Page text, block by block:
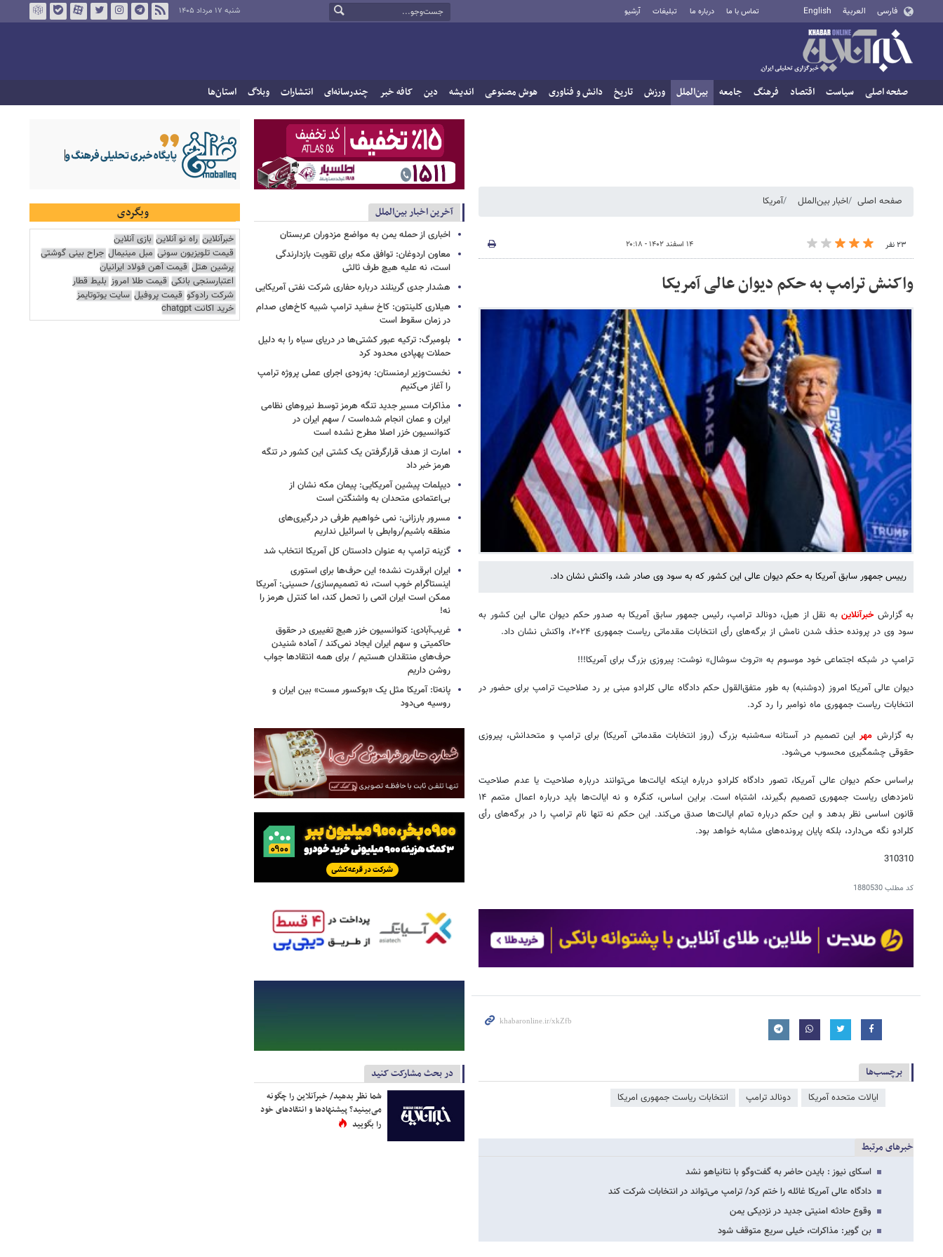
فارسی العربية English تماس با ما درباره ما تبلیغات آرشیو شنبه ۱۷ مرداد ۱۴۰۵
صفحه اصلی سیاست اقتصاد فرهنگ جامعه بین‌الملل ورزش تاریخ دانش و فناوری هوش مصنوعی اندیشه دین کافه خبر چندرسانه‌ای انتشارات وبلاگ استان‌ها
صفحه اصلی اخبار بین‌الملل آمریکا
۲۳ نفر ۱۴ اسفند ۱۴۰۲ - ۲۰:۱۸
واکنش ترامپ به حکم دیوان عالی آمریکا
رییس جمهور سابق آمریکا به حکم دیوان عالی این کشور که به سود وی صادر شد، واکنش نشان داد.
به گزارشخبرآنلاین به نقل از هیل، دونالد ترامپ، رئیس جمهور سابق آمریکا به صدور حکم دیوان عالی این کشور به
سود وی در پرونده حذف شدن نامش از برگه‌های رأی انتخابات مقدماتی ریاست جمهوری ۲۰۲۴، واکنش نشان داد.
ترامپ در شبکه اجتماعی خود موسوم به «تروث سوشال» نوشت: پیروزی بزرگ برای آمریکا!!!
دیوان عالی آمریکا امروز (دوشنبه) به طور متفق‌القول حکم دادگاه عالی کلرادو مبنی بر رد صلاحیت ترامپ برای حضور در
انتخابات ریاست جمهوری ماه نوامبر را رد کرد.
رونمایی از روش خانگی سفیدکننده
دندان50%تخفیف🔥
به گزارشمهراین تصمیم در آستانه سه‌شنبه بزرگ (روز انتخابات مقدماتی آمریکا) برای ترامپ و متحدانش، پیروزی
براساس حکم دیوان عالی آمریکا، تصور دادگاه کلرادو درباره اینکه ایالت‌ها می‌توانند درباره صلاحیت یا عدم صلاحیت
قانون اساسی نظر بدهد و این حکم درباره تمام ایالت‌ها صدق می‌کند. این حکم نه تنها نام ترامپ را در برگه‌های رأی
1880530
برچسب‌ها
آخرین اخبار بین‌الملل
اخباری از حمله یمن به مواضع مزدوران عربستان
معاون اردوغان: توافق مکه برای تقویت بازدارندگی
است، نه علیه هیچ طرف ثالثی
هشدار جدی گرینلند درباره حفاری شرکت نفتی آمریکایی
هیلاری کلینتون: کاخ سفید ترامپ شبیه کاخ‌های صدام
در زمان سقوط است
بلومبرگ: ترکیه عبور کشتی‌ها در دریای سیاه را به دلیل
حملات پهپادی محدود کرد
نخست‌وزیر ارمنستان: به‌زودی اجرای عملی پروژه ترامپ
را آغاز می‌کنیم
مذاکرات مسیر جدید تنگه هرمز توسط نیروهای نظامی
ایران و عمان انجام شده‌است / سهم ایران در
کنوانسیون خزر اصلا مطرح نشده است
امارت از هدف قرارگرفتن یک کشتی این کشور در تنگه
هرمز خبر داد
دیپلمات پیشین آمریکایی: پیمان مکه نشان از
بی‌اعتمادی متحدان به واشنگتن است
مسرور بارزانی: نمی خواهیم طرفی در درگیری‌های
منطقه باشیم/روابطی با اسرائیل نداریم
گزینه ترامپ به عنوان دادستان کل آمریکا انتخاب شد
ایران ابرقدرت نشده؛ این حرف‌ها برای استوری
اینستاگرام خوب است، نه تصمیم‌سازی/ حسینی: آمریکا
ممکن است ایران اتمی را تحمل کند، اما کنترل هرمز را
نه!
غریب‌آبادی: کنوانسیون خزر هیچ تغییری در حقوق
حاکمیتی و سهم ایران ایجاد نمی‌کند / آماده شنیدن
حرف‌های منتقدان هستیم / برای همه انتقادها جواب
روشن داریم
پانه‌تا: آمریکا مثل یک «بوکسور مست» بین ایران و
در بحث مشارکت کنید
شما نظر بدهید/ خبرآنلاین را چگونه
می‌بینید؟ پیشنهادها و انتقادهای خود
وبگردی
خبرآنلاین راه نو آنلاین بازی آنلاین
قیمت تلویزیون سونی مبل مینیمال جراح بینی گوشتی
پرشین هتل قیمت آهن فولاد ایرانیان
اعتبارسنجی بانکی قیمت طلا امروز بلیط قطار
شرکت رادوکو قیمت پروفیل سایت یوتوتایمز
خرید اکانت chatgpt